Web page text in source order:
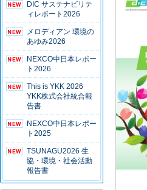
DIC サステナビリテ
ィレポート2026
メロディアン 環境の
あゆみ2026
NEXCO中日本レポー
ト2026
This is YKK 2026
YKK株式会社統合報
告書
NEXCO中日本レポー
ト2025
TSUNAGU2026 生
協・環境・社会活動
報告書